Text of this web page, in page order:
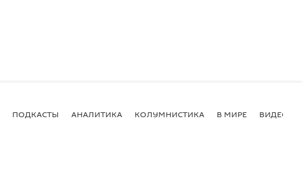
ПОДКАСТЫ АНАЛИТИКА КОЛУМНИСТИКА В МИРЕ ВИДЕО